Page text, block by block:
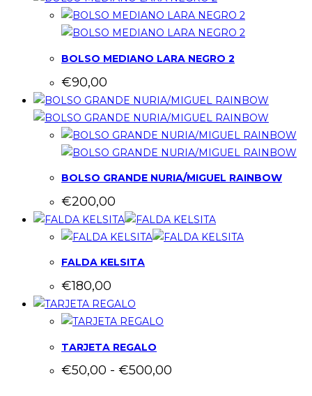
BOLSO MEDIANO LARA NEGRO 2
€90,00
BOLSO GRANDE NURIA/MIGUEL RAINBOW
€200,00
FALDA KELSITA
€180,00
TARJETA REGALO
€50,00 - €500,00